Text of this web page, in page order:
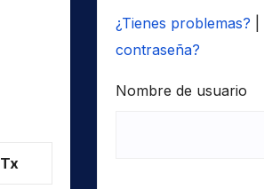
Tx
¿Tienes problemas?
contraseña?
Nombre de usuario